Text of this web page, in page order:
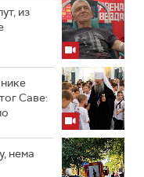
из
Саве:
нема